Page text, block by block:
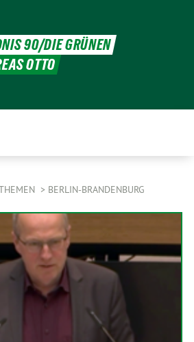
90/DIE GRÜNEN
OTTO
BERLIN-BRANDENBURG